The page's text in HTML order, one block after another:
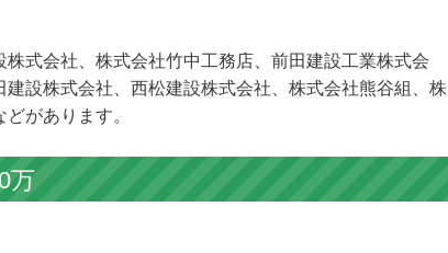
式会社、株式会社竹中工務店、前田建設工業株式会
設株式会社、西松建設株式会社、株式会社熊谷組、株
があります。
万